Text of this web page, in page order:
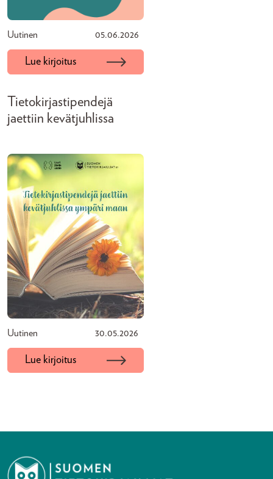
Uutinen 05.06.2026
Lue kirjoitus
Tietokirjastipendejä
jaettiin kevätjuhlissa
Uutinen 30.05.2026
Lue kirjoitus